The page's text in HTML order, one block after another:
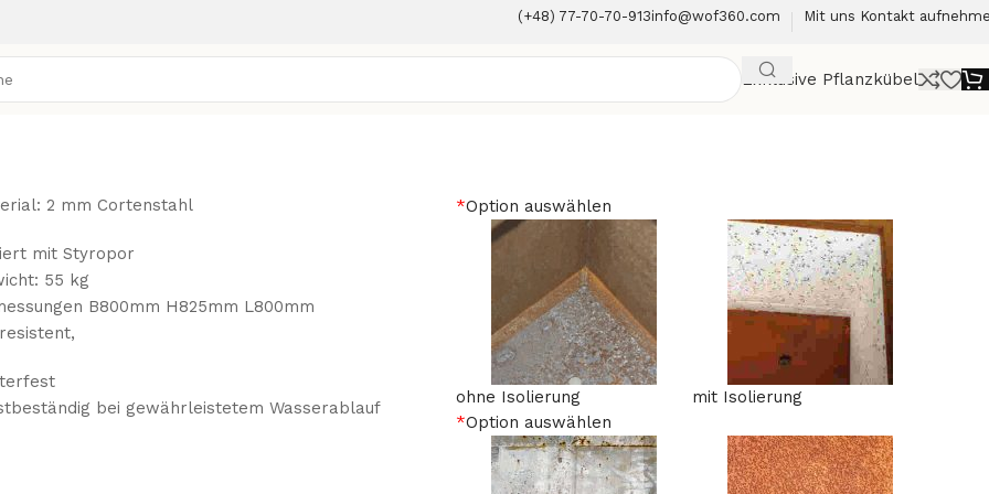
(+48) 77-70-70-913info@wof360.com Mit uns Kontakt
Exklusive Pflanzkübel
2 mm Cortenstahl
mit Styropor
55 kg
B800mm H825mm L800mm
bei gewährleistetem Wasserablauf
*Option auswählen
ohne Isolierung
mit Isolierung
*Option auswählen